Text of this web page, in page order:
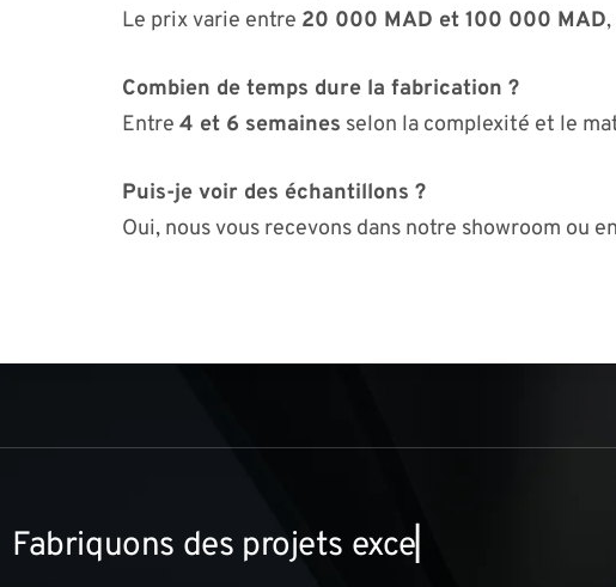
Le prix varie entre 20 000 MAD et 100 000 MAD
Combien de temps dure la fabrication ?
Entre 4 et 6 semaines selon la complexité et le
Puis-je voir des échantillons ?
Oui, nous vous recevons dans notre showroom ou
Fabriquons des projets exce